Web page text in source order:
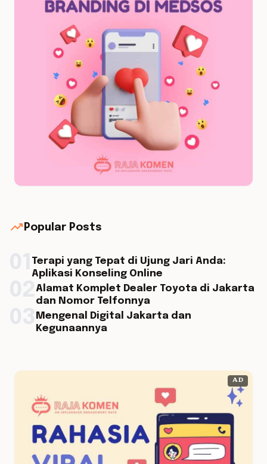
trending_up Popular Posts
Terapi yang Tepat di Ujung Jari Anda:
Aplikasi Konseling Online
Alamat Komplet Dealer Toyota di Jakarta
dan Nomor Telfonnya
Mengenal Digital Jakarta dan
Kegunaannya
AD